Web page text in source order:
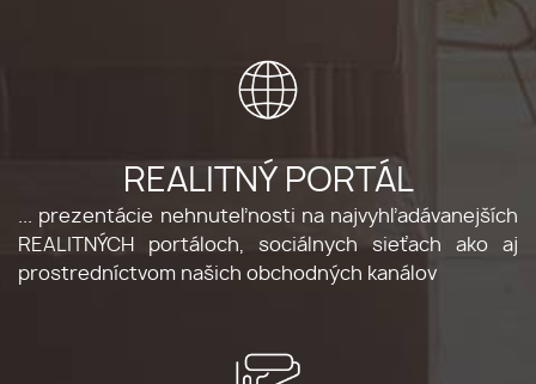
REALITNÝ PORTÁL
... prezentácie nehnuteľnosti na najvyhľadávanejších
REALITNÝCH portáloch, sociálnych sieťach ako aj
prostredníctvom našich obchodných kanálov